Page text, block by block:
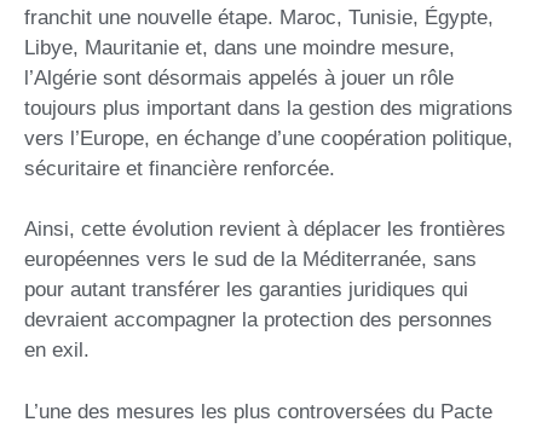
franchit une nouvelle étape. Maroc, Tunisie, Égypte,
Libye, Mauritanie et, dans une moindre mesure,
l’Algérie sont désormais appelés à jouer un rôle
toujours plus important dans la gestion des migrations
vers l’Europe, en échange d’une coopération politique,
sécuritaire et financière renforcée.
Ainsi, cette évolution revient à déplacer les frontières
européennes vers le sud de la Méditerranée, sans
pour autant transférer les garanties juridiques qui
devraient accompagner la protection des personnes
en exil.
L’une des mesures les plus controversées du Pacte